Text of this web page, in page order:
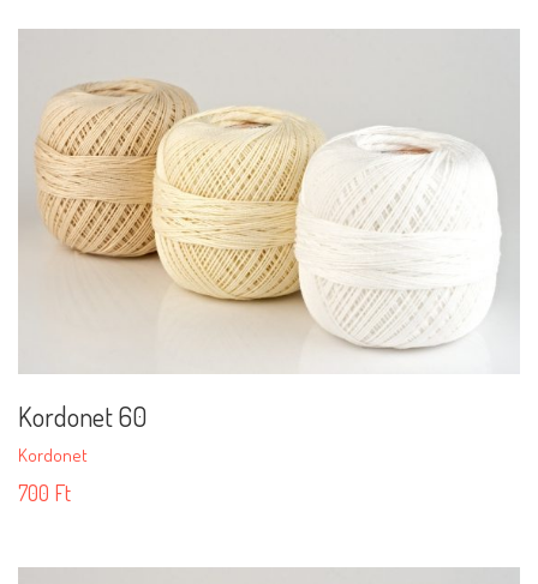
Kordonet 60
Kordonet
700 Ft